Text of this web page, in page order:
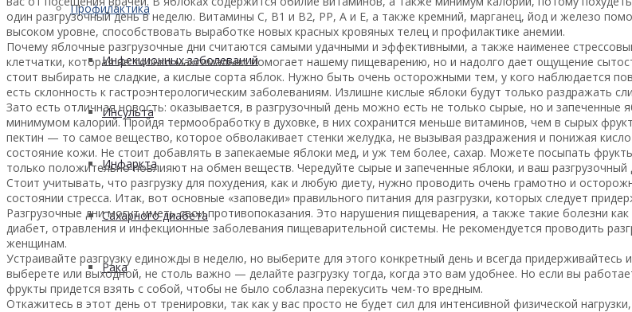
Профилактика
Инфекционных заболеваний
Инсульта
Инфаркта
Сахарного диабета
Рака
один разгрузочный день в неделю. Витамины С, В1 и В2, РР, А и Е, а также кремний, марганец, йод и железо
высоком уровне, способствовать выработке новых красных кровяных телец и профилактике анемии.
Почему яблочные разгрузочные дни считаются самыми удачными и эффективными, а также наименее
клетчатки, которая не только максимально помогает нашему пищеварению, но и надолго дает ощущение
стоит выбирать не сладкие, а кислые сорта яблок. Нужно быть очень осторожными тем, у кого наблюдается
есть склонность к гастроэнтерологическим заболеваниям. Излишне кислые яблоки будут только раздражать
Зато есть отличная новость: оказывается, в разгрузочный день можно есть не только сырые, но и
минимумом калорий. Пройдя термообработку в духовке, в них сохранится меньше витаминов, чем в сырых
пектин — то самое вещество, которое обволакивает стенки желудка, не вызывая раздражения и понижая
состояние кожи. Не стоит добавлять в запекаемые яблоки мед, и уж тем более, сахар. Можете посыпать
только положительно повлияют на обмен веществ. Чередуйте сырые и запеченные яблоки, и ваш разгрузочный
Стоит учитывать, что разгрузку для похудения, как и любую диету, нужно проводить очень грамотно и
состоянии стресса. Итак, вот основные «заповеди» правильного питания для разгрузки, которых следует
Разгрузочные дни могут иметь свои противопоказания. Это нарушения пищеварения, а также такие болезни как
диабет, отравления и инфекционные заболевания пищеварительной системы. Не рекомендуется проводить
женщинам.
Устраивайте разгрузку единожды в неделю, но выберите для этого конкретный день и всегда придерживайтесь
выберете или выходной, не столь важно — делайте разгрузку тогда, когда это вам удобнее. Но если вы
фрукты придется взять с собой, чтобы не было соблазна перекусить чем-то вредным.
Откажитесь в этот день от тренировки, так как у вас просто не будет сил для интенсивной физической